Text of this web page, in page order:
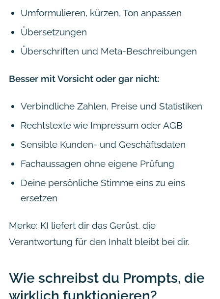
Umformulieren, kürzen, Ton anpassen
Übersetzungen
Überschriften und Meta-Beschreibungen
Besser mit Vorsicht oder gar nicht:
Verbindliche Zahlen, Preise und Statistiken
Rechtstexte wie Impressum oder AGB
Sensible Kunden- und Geschäftsdaten
Fachaussagen ohne eigene Prüfung
Deine persönliche Stimme eins zu eins
ersetzen
Merke: KI liefert dir das Gerüst, die
Verantwortung für den Inhalt bleibt bei dir.
Wie schreibst du Prompts, die